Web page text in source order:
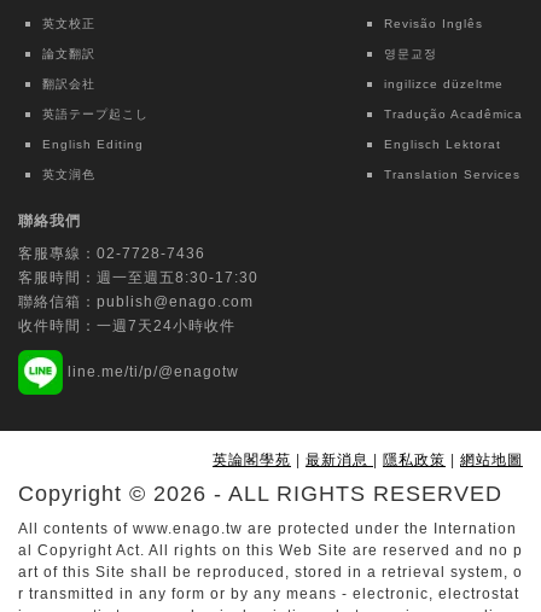
英文校正
論文翻訳
翻訳会社
英語テープ起こし
English Editing
英文润色
Revisão Inglês
영문교정
ingilizce düzeltme
Tradução Acadêmica
Englisch Lektorat
Translation Services
聯絡我們
客服專線： 02-7728-7436
客服時間：週一至週五8:30-17:30
聯絡信箱： publish@enago.com
收件時間：一週7天24小時收件
line.me/ti/p/@enagotw
英論閣學苑 最新消息 隱私政策 網站地圖
Copyright © 2026 - ALL RIGHTS RESERVED
All contents of www.enago.tw are protected under the Internation
al Copyright Act. All rights on this Web Site are reserved and no p
art of this Site shall be reproduced, stored in a retrieval system, o
r transmitted in any form or by any means - electronic, electrostat